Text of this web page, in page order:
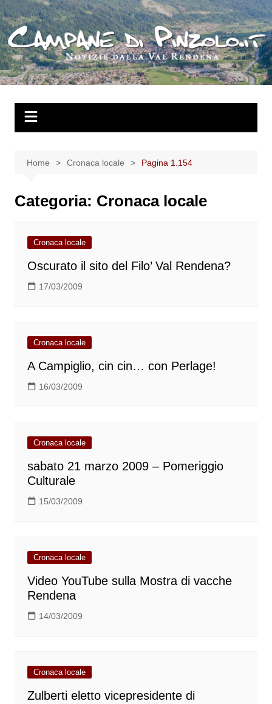
Salta
al
contenuto
Home Cronaca locale Pagina 1.154
Categoria: Cronaca locale
Cronaca locale
Oscurato il sito del Filo’ Val Rendena?
17/03/2009
Cronaca locale
A Campiglio, cin cin… con Perlage!
16/03/2009
Cronaca locale
sabato 21 marzo 2009 – Pomeriggio
Culturale
15/03/2009
Cronaca locale
Video YouTube sulla Mostra di vacche
Rendena
14/03/2009
Cronaca locale
Zulberti eletto vicepresidente di